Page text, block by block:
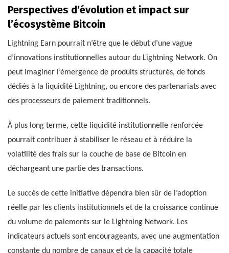
Perspectives d’évolution et impact sur
l’écosystème Bitcoin
Lightning Earn pourrait n’être que le début d’une vague
d’innovations institutionnelles autour du Lightning Network. On
peut imaginer l’émergence de produits structurés, de fonds
dédiés à la liquidité Lightning, ou encore des partenariats avec
des processeurs de paiement traditionnels.
À plus long terme, cette liquidité institutionnelle renforcée
pourrait contribuer à stabiliser le réseau et à réduire la
volatilité des frais sur la couche de base de Bitcoin en
déchargeant une partie des transactions.
Le succès de cette initiative dépendra bien sûr de l’adoption
réelle par les clients institutionnels et de la croissance continue
du volume de paiements sur le Lightning Network. Les
indicateurs actuels sont encourageants, avec une augmentation
constante du nombre de canaux et de la capacité totale